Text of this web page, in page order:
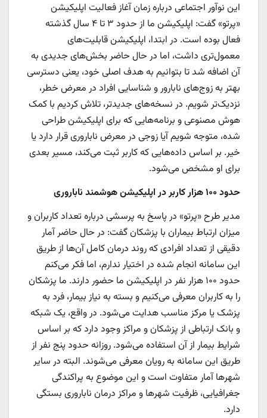
این نوآور اجتماعی درباره زمان آغاز فعالیت اپلیکیشن
«پرتو» گفت: اپلیکیشن ما از حدود ۳ تا ۴ سال گذشته
فعال بوده است. در ابتدا، اپلیکیشن قابلیت‌های
معمول‌تری داشت، اما در حال حاضر بخش‌های جدیدی به
آن اضافه شد تا بتوانیم به هدف اصلی خود، یعنی دسترسی
بهتر به زوج‌های نابارور و شناسایی افراد در معرض خطر،
نزدیک‌تر شویم. در نسخه‌های جدیدتر، تلاش کردیم با کمک
هوش مصنوعی و برنامه‌هایی که برای اپلیکیشن طراحی
شده، متوجه شویم آیا زوجی در معرض ناباروری قرار دارد یا
خیر. بر اساس داده‌هایی که کاربر ثبت می‌کند، مسیر بعدی
برای او مشخص می‌شود.
حدود ۱۰۰ هزار کاربر در اپلیکیشن هوشمند ناباروری
مدیر طرح «پرتو» در پاسخ به پرسشی درباره تعداد کاربران و
میزان ارتباط بیماران با پزشکان گفت: در حال حاضر آمار
دقیقی از تعداد افرادی که روند درمان کامل آن‌ها از طریق
این سامانه انجام شده در اختیار ندارم، اما فکر می‌کنم
حدود ۱۰۰ هزار نفر در اپلیکیشن ما حضور دارند. ما پزشکان
را به کاربران معرفی می‌کنیم و بسته به نیاز بیمار، فرد به
پزشک یا مرکز مناسب هدایت می‌شود. در واقع، یک شبکه
و بانک ارتباطی از پزشکان و مراکز وجود دارد که بر اساس
شرایط بیمار از آن استفاده می‌شود. روزانه حدود پنج نفر از
طریق این سامانه به رویان معرفی می‌شوند. البته در سایر
شهرها آمار متفاوت است و این موضوع به پراکندگی
جغرافیایی، ظرفیت شهرها و مراکز درمان ناباروری بستگی
دارد.